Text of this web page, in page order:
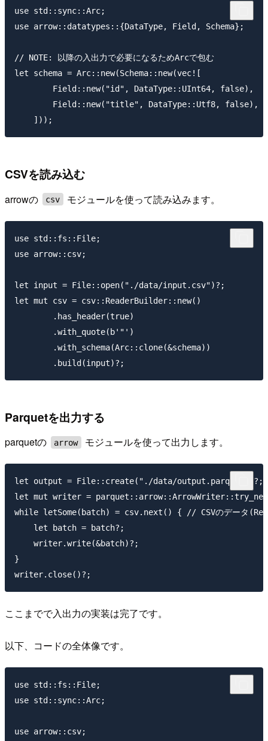
use std::sync::Arc;
use arrow::datatypes::{DataType, Field, Schema};
// NOTE: 以降の入出力で必要になるためArcで包む
let schema = Arc::new(Schema::new(vec![
        Field::new("id", DataType::UInt64, false),
        Field::new("title", DataType::Utf8, false),
CSVを読み込む
arrowの csv モジュールを使って読み込みます。
use std::fs::File;
use arrow::csv;
let input = File::open("./data/input.csv")?;
let mut csv = csv::ReaderBuilder::new()
        .has_header(true)
        .with_quote(b'"')
        .with_schema(Arc::clone(&schema))
Parquetを出力する
parquetの arrow モジュールを使って出力します。
let output = File::create("./data/output.parquet")?;
let mut writer =
while letSome(batch) = csv.next() { // CSVのデータ
    let batch = batch?;
    writer.write(&batch)?;
}
ここまでで入出力の実装は完了です。
以下、コードの全体像です。
use std::fs::File;
use std::sync::Arc;
use arrow::csv;